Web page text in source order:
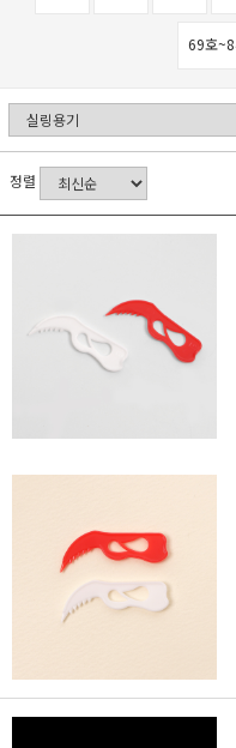
69호
정렬